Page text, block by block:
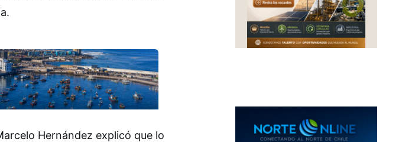
Hernández explicó que lo